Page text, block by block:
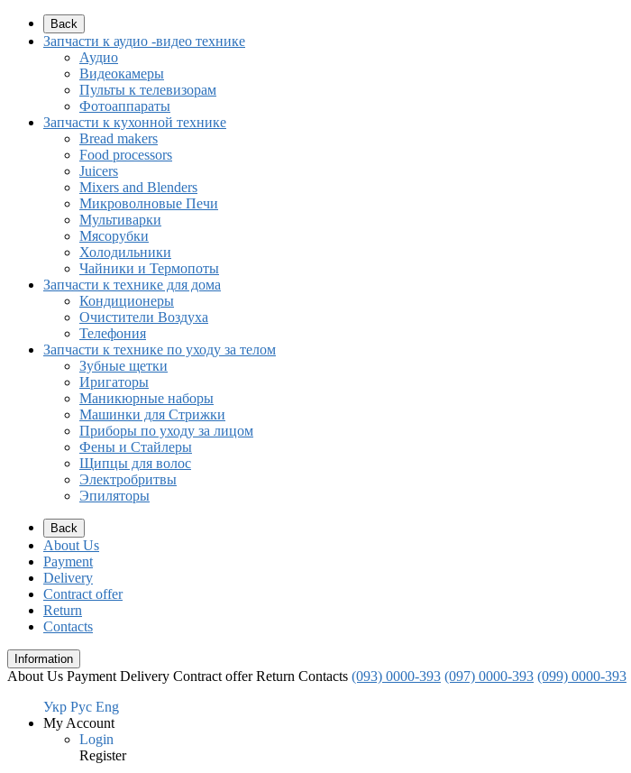
Back
Запчасти к аудио -видео технике
Аудио
Видеокамеры
Пульты к телевизорам
Фотоаппараты
Запчасти к кухонной технике
Bread makers
Food processors
Juicers
Mixers and Blenders
Микроволновые Печи
Мультиварки
Мясорубки
Холодильники
Чайники и Термопоты
Запчасти к технике для дома
Кондиционеры
Очистители Воздуха
Телефония
Запчасти к технике по уходу за телом
Зубные щетки
Иригаторы
Маникюрные наборы
Машинки для Стрижки
Приборы по уходу за лицом
Фены и Стайлеры
Щипцы для волос
Электробритвы
Эпиляторы
Back
About Us
Payment
Delivery
Contract offer
Return
Contacts
Information
About Us Payment Delivery Contract offer Return Contacts (093) 0000-393 (097) 0000-393 (099) 0000-393
Укр Рус Eng
My Account
Login
Register